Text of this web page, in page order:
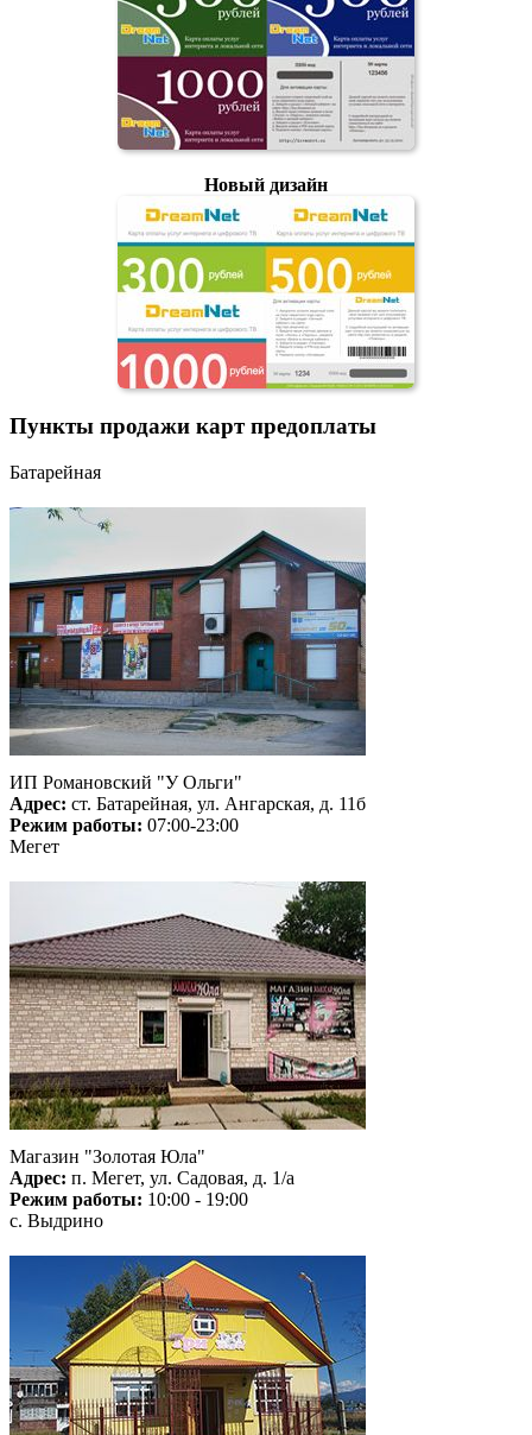
Новый дизайн
Пункты продажи карт предоплаты
Батарейная
ИП Романовский "У Ольги"
Адрес: ст. Батарейная, ул. Ангарская, д. 11б
Режим работы: 07:00-23:00
Мегет
Магазин "Золотая Юла"
Адрес: п. Мегет, ул. Садовая, д. 1/а
Режим работы: 10:00 - 19:00
с. Выдрино